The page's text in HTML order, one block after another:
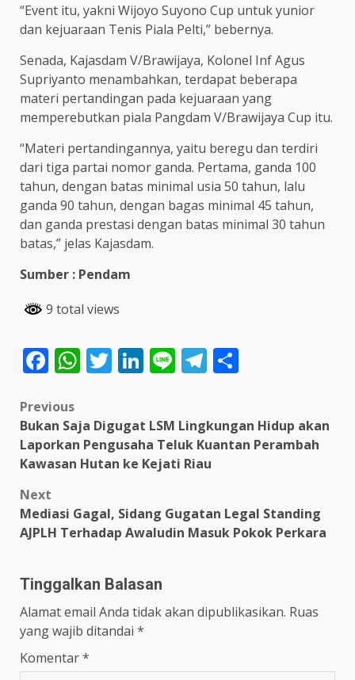
“Event itu, yakni Wijoyo Suyono Cup untuk yunior
dan kejuaraan Tenis Piala Pelti,” bebernya.
Senada, Kajasdam V/Brawijaya, Kolonel Inf Agus
Supriyanto menambahkan, terdapat beberapa
materi pertandingan pada kejuaraan yang
memperebutkan piala Pangdam V/Brawijaya Cup itu.
“Materi pertandingannya, yaitu beregu dan terdiri
dari tiga partai nomor ganda. Pertama, ganda 100
tahun, dengan batas minimal usia 50 tahun, lalu
ganda 90 tahun, dengan bagas minimal 45 tahun,
dan ganda prestasi dengan batas minimal 30 tahun
batas,” jelas Kajasdam.
Sumber : Pendam
9 total views
Facebook
WhatsApp
Twitter
LinkedIn
LineTelegram
Post
navigation
Previous
Bukan Saja Digugat LSM Lingkungan Hidup akan
Laporkan Pengusaha Teluk Kuantan Perambah
Kawasan Hutan ke Kejati Riau
Next
Mediasi Gagal, Sidang Gugatan Legal Standing
AJPLH Terhadap Awaludin Masuk Pokok Perkara
Tinggalkan Balasan
Alamat email Anda tidak akan dipublikasikan. Ruas
yang wajib ditandai *
Komentar*